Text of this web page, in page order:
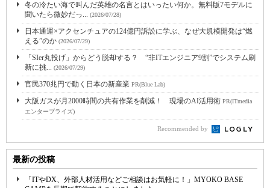
冬の冷たい海で叫んだ英雄の名言とはいったい何か。無料版7モデルに
聞いたら微妙だっ... (2026/07/28)
日本通運×アクセンチュアの124億円訴訟に学ぶ、なぜ大規模開発は“燃
える”のか (2026/07/29)
「SIer丸投げ」からどう脱却する？ “非ITエンジニア9割”でシステム刷
新に挑... (2026/07/29)
官民370兆円で動く日本の新産業 PR(Blue Lab)
大阪ガスが月2000時間の共有作業を削減！ 現場のAI活用術 PR(ITmedia
エンタープライズ)
Recommended by
最新の投稿
「ITやDX、外部人材活用などご相談はお気軽に！」MYOKO BASE